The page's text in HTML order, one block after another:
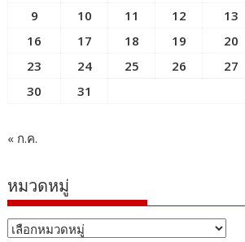
9
10 11 12 13
16
17 18 19 20
23
24 25 26 27
30
31
« ก.ค.
หมวดหมู่
หมวด